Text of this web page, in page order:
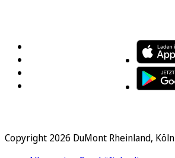
Copyright 2026 DuMont Rheinland, Köln